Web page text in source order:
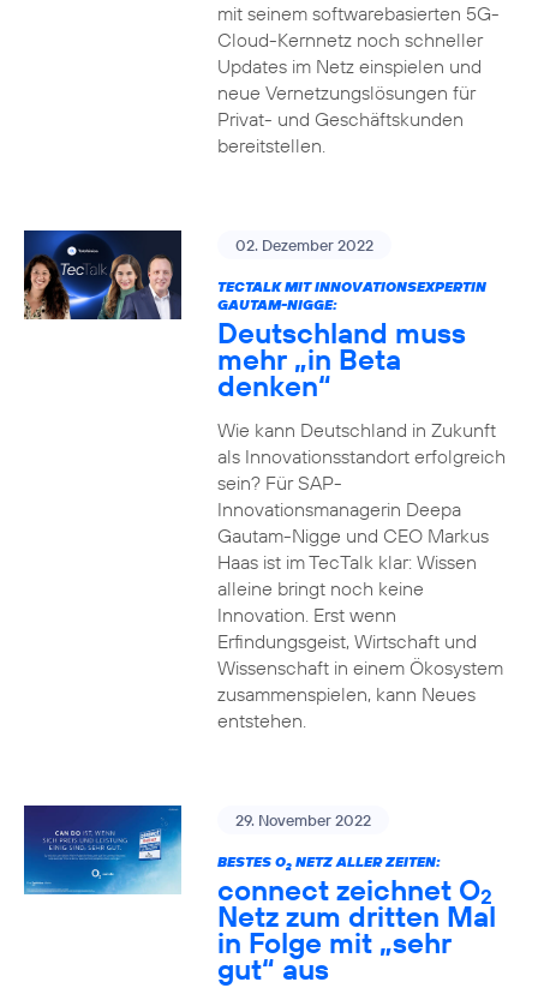
mit seinem softwarebasierten 5G-
Cloud-Kernnetz noch schneller
Updates im Netz einspielen und
neue Vernetzungslösungen für
Privat- und Geschäftskunden
bereitstellen.
02. Dezember 2022
TECTALK MIT INNOVATIONSEXPERTIN
GAUTAM-NIGGE:
Deutschland muss
mehr „in Beta
denken“
Wie kann Deutschland in Zukunft
als Innovationsstandort erfolgreich
sein? Für SAP-
Innovationsmanagerin Deepa
Gautam-Nigge und CEO Markus
Haas ist im TecTalk klar: Wissen
alleine bringt noch keine
Innovation. Erst wenn
Erfindungsgeist, Wirtschaft und
Wissenschaft in einem Ökosystem
zusammenspielen, kann Neues
entstehen.
29. November 2022
BESTES O2NETZ ALLER ZEITEN:
connect zeichnet O2
Netz zum dritten Mal
in Folge mit „sehr
gut“ aus